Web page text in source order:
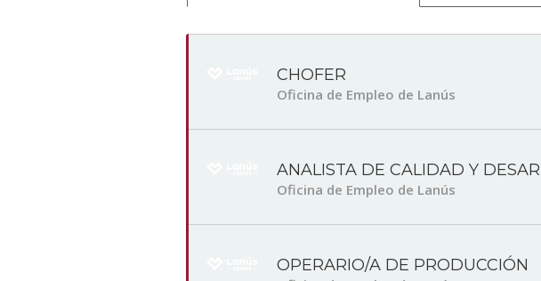
CHOFER
Oficina de Empleo de Lanús
ANALISTA DE CALIDAD Y
Oficina de Empleo de Lanús
OPERARIO/A DE PRODUCCIÓN